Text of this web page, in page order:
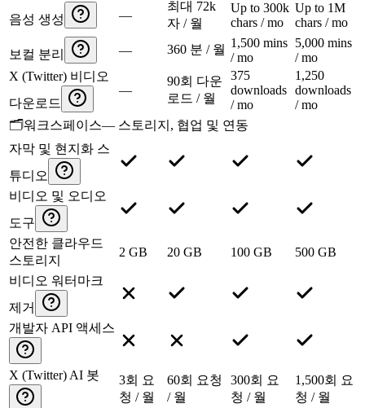
음성 생성 —
최대 72k
자 / 월
Up to 300k
chars / mo
Up to 1M
chars / mo
보컬 분리 — 360 분 / 월 1,500 mins
/ mo
5,000 mins
/ mo
X (Twitter) 비디오
다운로드
—
90회 다운
로드 / 월
375
downloads
/ mo
1,250
downloads
/ mo
🗂️워크스페이스— 스토리지, 협업 및 연동
자막 및 현지화 스
튜디오
비디오 및 오디오
도구
안전한 클라우드
스토리지
2 GB 20 GB 100 GB 500 GB
비디오 워터마크
제거
개발자 API 액세스
X (Twitter) AI 봇
3회 요
청 / 월
60회 요청
/ 월
300회 요
청 / 월
1,500회 요
청 / 월